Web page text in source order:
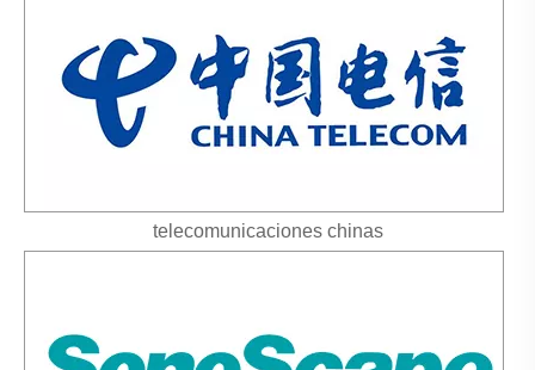
telecomunicaciones chinas